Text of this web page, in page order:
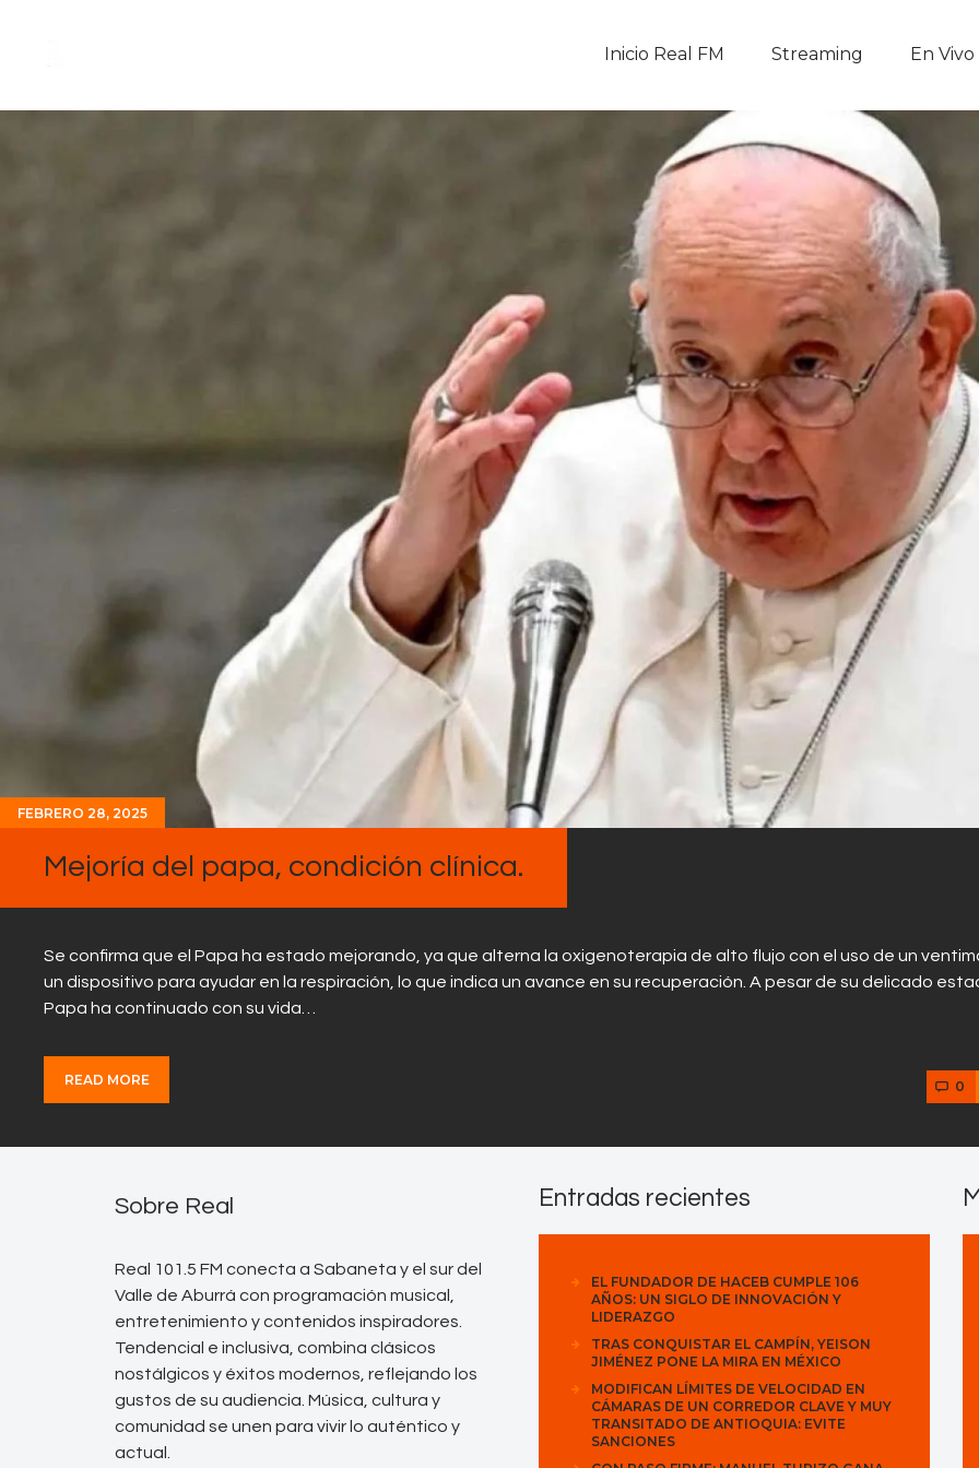
Inicio Real FM Streaming En Vivo
Descarga La APP
Programas
Noticias
Equipo
Sobre Nosotros
Contactos
FEBRERO 28, 2025
Mejoría del papa, condición clínica.
Se confirma que el Papa ha estado mejorando, ya que alterna la oxigenoterapia de alto flujo con el uso de un
un dispositivo para ayudar en la respiración, lo que indica un avance en su recuperación. A pesar de su delicado
Papa ha continuado con su vida…
READ MORE 0
Sobre Real
Real 101.5 FM conecta a Sabaneta y el sur del
Valle de Aburrá con programación musical,
entretenimiento y contenidos inspiradores.
Tendencial e inclusiva, combina clásicos
nostálgicos y éxitos modernos, reflejando los
gustos de su audiencia. Música, cultura y
comunidad se unen para vivir lo auténtico y
actual.
Entradas recientes
EL FUNDADOR DE HACEB CUMPLE 106
AÑOS: UN SIGLO DE INNOVACIÓN Y
LIDERAZGO
TRAS CONQUISTAR EL CAMPÍN, YEISON
JIMÉNEZ PONE LA MIRA EN MÉXICO
MODIFICAN LÍMITES DE VELOCIDAD EN
CÁMARAS DE UN CORREDOR CLAVE Y MUY
TRANSITADO DE ANTIOQUIA: EVITE
SANCIONES